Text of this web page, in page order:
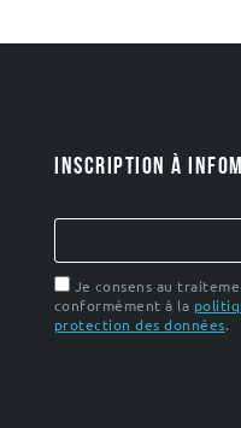
INSCRIPTION À
Je consens au
conformément à la
protection des données.